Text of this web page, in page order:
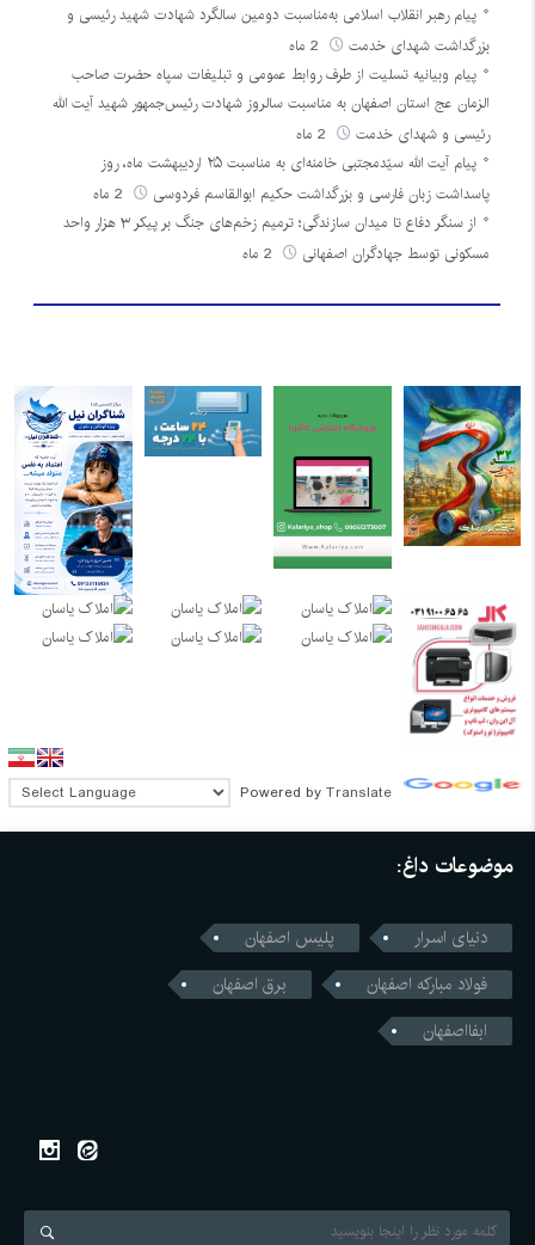
پیام رهبر انقلاب اسلامی به‌مناسبت دومین سالگرد شهادت شهید رئیسی و
بزرگداشت شهدای خدمت
پیام وبیانیه تسلیت از طرف روابط عمومی و تبلیغات سپاه حضرت صاحب
الزمان عج استان اصفهان به مناسبت سالروز شهادت رئیس‌جمهور شهید آیت الله
رئیسی و شهدای خدمت
پیام آیت الله سیّدمجتبی خامنه‌ای به مناسبت ۲۵ اردیبهشت ماه، روز
پاسداشت زبان فارسی و بزرگداشت حکیم ابوالقاسم فردوسی
از سنگر دفاع تا میدان سازندگی؛ ترمیم زخم‌های جنگ بر پیکر ۳ هزار واحد
مسکونی توسط جهادگران اصفهانی
Powered by Translate
موضوعات داغ:
دنیای اسرار
پلیس اصفهان
فولاد مبارکه اصفهان
برق اصفهان
ابفااصفهان